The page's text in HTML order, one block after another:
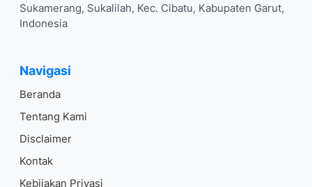
Sukamerang, Sukalilah, Kec. Cibatu, Kabupaten Garut,
Indonesia
Navigasi
Beranda
Tentang Kami
Disclaimer
Kontak
Kebijakan Privasi